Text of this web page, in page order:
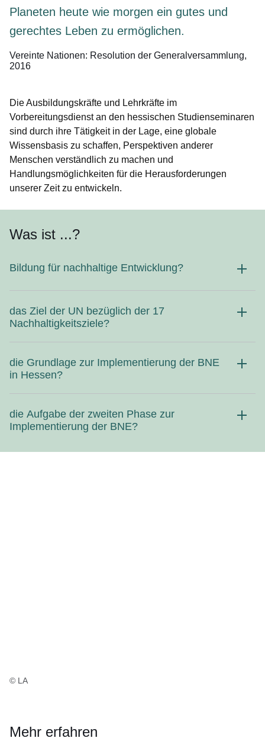
Planeten heute wie morgen ein gutes und
gerechtes Leben zu ermöglichen.
Vereinte Nationen: Resolution der Generalversammlung,
2016
Die Ausbildungskräfte und Lehrkräfte im
Vorbereitungsdienst an den hessischen Studienseminaren
sind durch ihre Tätigkeit in der Lage, eine globale
Wissensbasis zu schaffen, Perspektiven anderer
Menschen verständlich zu machen und
Handlungsmöglichkeiten für die Herausforderungen
unserer Zeit zu entwickeln.
Was ist ...?
Bildung für nachhaltige Entwicklung?
das Ziel der UN bezüglich der 17
Nachhaltigkeitsziele?
die Grundlage zur Implementierung der BNE
in Hessen?
die Aufgabe der zweiten Phase zur
Implementierung der BNE?
© LA
Mehr erfahren